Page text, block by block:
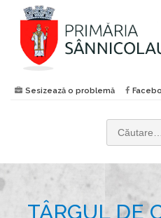
Sesizează o problemă
TÂRGUL DE